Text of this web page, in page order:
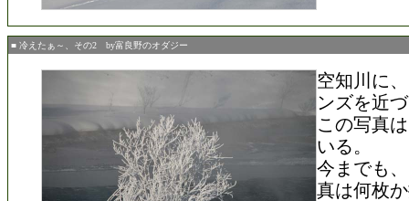
■ 冷えたぁ～、その2 by富良野のオダジー
空知川に
ンズを近
この写真
いる。
今までも
真は何枚